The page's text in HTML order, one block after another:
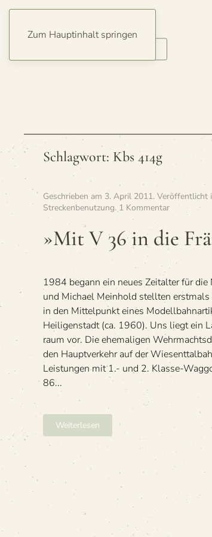
Zum Hauptinhalt springen
Schlagwort: Kbs 414g
Geschrieben am 3. April 2011. Veröffentlicht
Streckenbenutzung. 1 Kommentarzu
V 36 in
die
ki­
sche
Schweiz
»Mit V 36 in die
1984 begann ein neues Zeit­al­ter für
und Michael Mein­hold stell­ten
in den Mit­tel­punkt eines
Hei­li­gen­stadt (ca. 1960). Uns liegt ein
raum vor. Die ehe­ma­li­gen
den Haupt­ver­kehr auf der
Leis­tun­gen mit 1.- und 2. Klasse-
86...
Weiterlesen